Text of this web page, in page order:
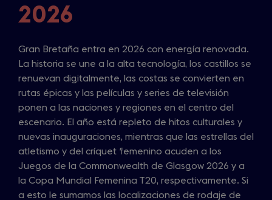
2026
Gran Bretaña entra en 2026 con energía renovada.
La historia se une a la alta tecnología, los castillos se
renuevan digitalmente, las costas se convierten en
rutas épicas y las películas y series de televisión
ponen a las naciones y regiones en el centro del
escenario. El año está repleto de hitos culturales y
nuevas inauguraciones, mientras que las estrellas del
atletismo y del críquet femenino acuden a los
Juegos de la Commonwealth de Glasgow 2026 y a
la Copa Mundial Femenina T20, respectivamente. Si
a esto le sumamos las localizaciones de rodaje de